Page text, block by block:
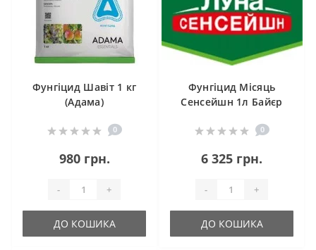
Фунгіцид Шавіт 1 кг
(Адама)
0
980 грн.
- +
ДО КОШИКА
Фунгіцид Місяць
Сенсейшн 1л Байєр
0
6 325 грн.
- +
ДО КОШИКА